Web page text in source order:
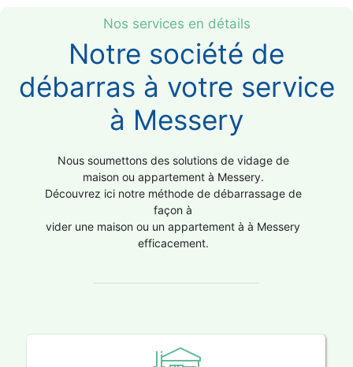
Nos services en détails
Notre société de
débarras à votre service
à Messery
Nous soumettons des solutions de vidage de
maison ou appartement à Messery.
Découvrez ici notre méthode de débarrassage de
façon à
vider une maison ou un appartement à à Messery
efficacement.